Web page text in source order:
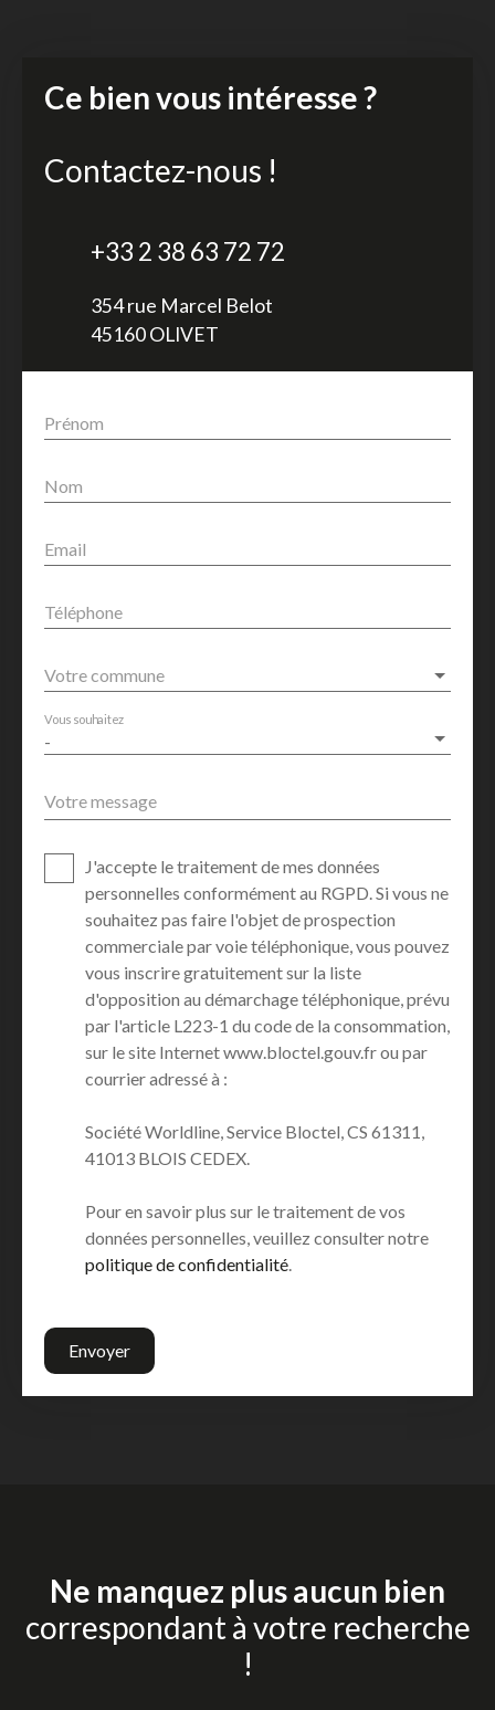
Ce bien vous intéresse ?
Contactez-nous !
+33 2 38 63 72 72
354 rue Marcel Belot
45160 OLIVET
Prénom
Nom
Email
Téléphone
Votre commune
-
Vous souhaitez
Votre message
J'accepte le traitement de mes données
personnelles conformément au RGPD. Si vous ne
souhaitez pas faire l'objet de prospection
commerciale par voie téléphonique, vous pouvez
vous inscrire gratuitement sur la liste
d'opposition au démarchage téléphonique, prévu
par l'article L223-1 du code de la consommation,
sur le site Internet www.bloctel.gouv.fr ou par
courrier adressé à :
Société Worldline, Service Bloctel, CS 61311,
41013 BLOIS CEDEX.
Pour en savoir plus sur le traitement de vos
données personnelles, veuillez consulter notre
politique de confidentialité
Envoyer
Ne manquez plus aucun bien
correspondant à votre recherche
!